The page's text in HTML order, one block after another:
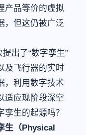
产品等价的虚拟
，但这仍被广泛
出了“数字孪生”
及飞行器的实时
，利用数字技术
适应现阶段深空
生的起源吗？
生（Physical